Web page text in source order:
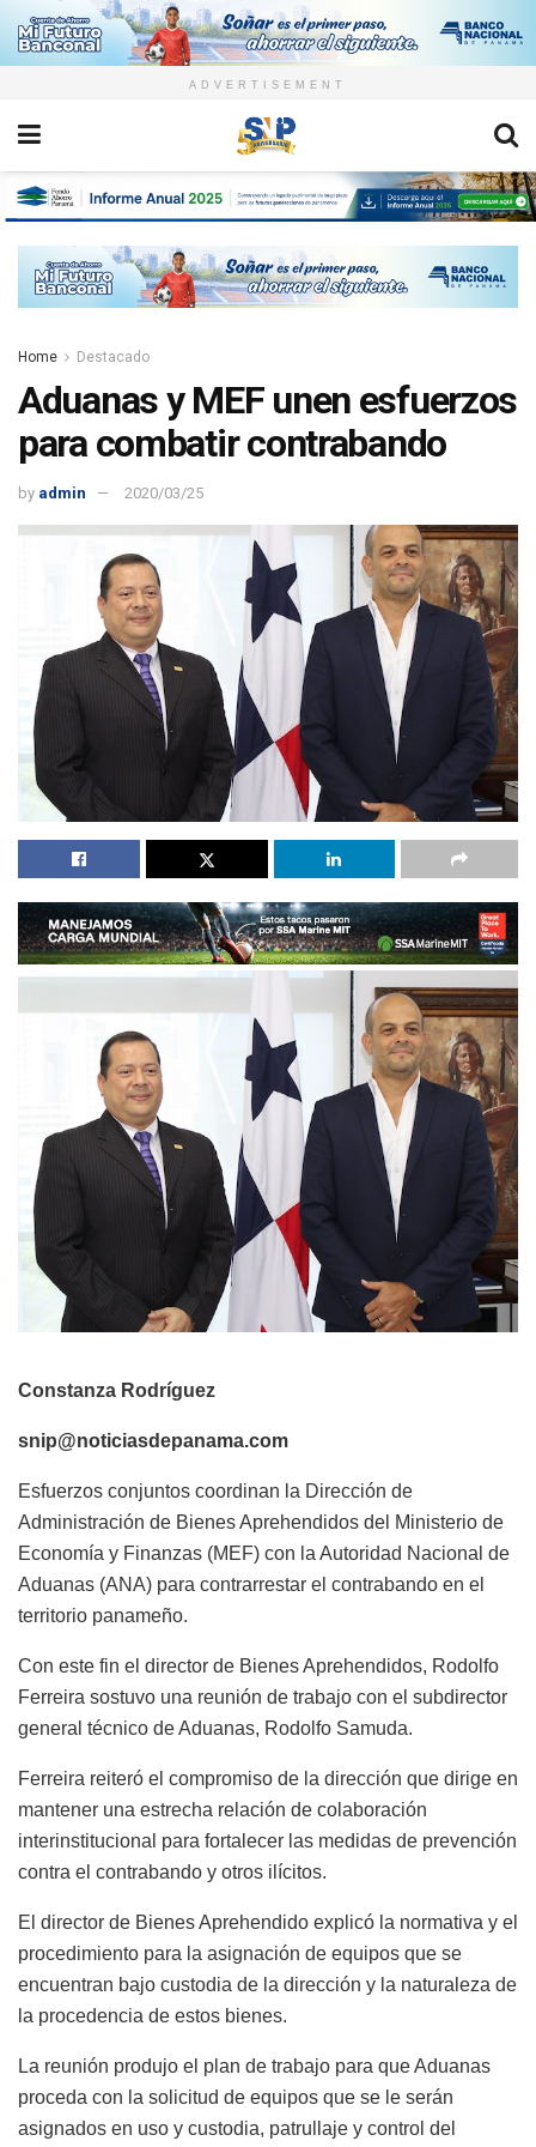
ADVERTISEMENT
Home Destacado
Aduanas y MEF unen esfuerzos
para combatir contrabando
by admin 2020/03/25
Constanza Rodríguez
snip@noticiasdepanama.com
Esfuerzos conjuntos coordinan la Dirección de
Administración de Bienes Aprehendidos del Ministerio de
Economía y Finanzas (MEF) con la Autoridad Nacional de
Aduanas (ANA) para contrarrestar el contrabando en el
territorio panameño.
Con este fin el director de Bienes Aprehendidos, Rodolfo
Ferreira sostuvo una reunión de trabajo con el subdirector
general técnico de Aduanas, Rodolfo Samuda.
Ferreira reiteró el compromiso de la dirección que dirige en
mantener una estrecha relación de colaboración
interinstitucional para fortalecer las medidas de prevención
contra el contrabando y otros ilícitos.
El director de Bienes Aprehendido explicó la normativa y el
procedimiento para la asignación de equipos que se
encuentran bajo custodia de la dirección y la naturaleza de
la procedencia de estos bienes.
La reunión produjo el plan de trabajo para que Aduanas
proceda con la solicitud de equipos que se le serán
asignados en uso y custodia, patrullaje y control del